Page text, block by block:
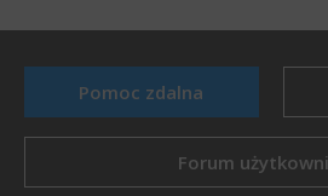
Pomoc zdalna
Forum